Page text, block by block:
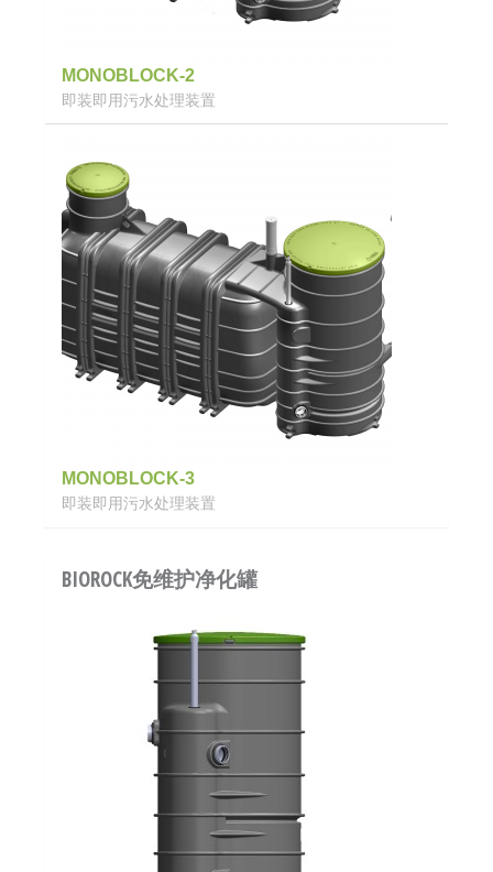
MONOBLOCK-2
即装即用污水处理装置
MONOBLOCK-3
即装即用污水处理装置
BIOROCK免维护净化罐